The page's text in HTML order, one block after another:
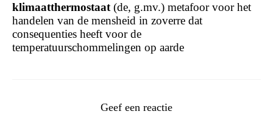
klimaatthermostaat (de, g.mv.) metafoor voor het
handelen van de mensheid in zoverre dat
consequenties heeft voor de
temperatuurschommelingen op aarde
Geef een reactie